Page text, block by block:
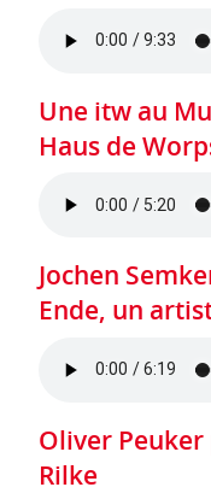
Une itw au
Haus de
Jochen
Ende, un
Oliver
Rilke